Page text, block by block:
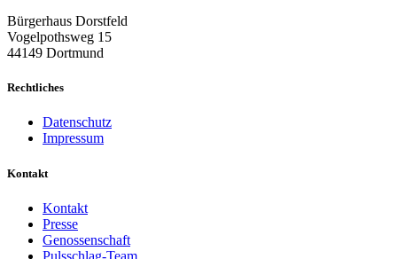
Bürgerhaus Dorstfeld
Vogelpothsweg 15
44149 Dortmund
Rechtliches
Datenschutz
Impressum
Kontakt
Kontakt
Presse
Genossenschaft
Pulsschlag-Team